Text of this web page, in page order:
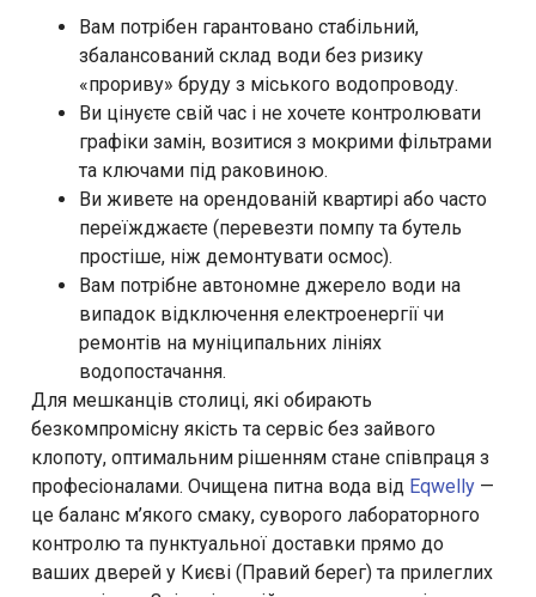
Вам потрібен гарантовано стабільний,
збалансований склад води без ризику
«прориву» бруду з міського водопроводу.
Ви цінуєте свій час і не хочете контролювати
графіки замін, возитися з мокрими фільтрами
та ключами під раковиною.
Ви живете на орендованій квартирі або часто
переїжджаєте (перевезти помпу та бутель
простіше, ніж демонтувати осмос).
Вам потрібне автономне джерело води на
випадок відключення електроенергії чи
ремонтів на муніципальних лініях
водопостачання.
Для мешканців столиці, які обирають
безкомпромісну якість та сервіс без зайвого
клопоту, оптимальним рішенням стане співпраця з
професіоналами. Очищена питна вода від Eqwelly —
це баланс м’якого смаку, суворого лабораторного
контролю та пунктуальної доставки прямо до
ваших дверей у Києві (Правий берег) та прилеглих